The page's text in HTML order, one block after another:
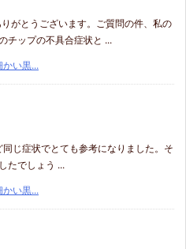
がとうございます。ご質問の件、私の
チップの不具合症状と ...
い黒...
じ症状でとても参考になりました。そ
たでしょう ...
い黒...